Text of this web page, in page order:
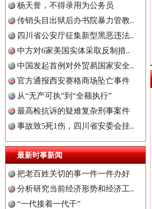
杨天誉，不得录用为公务员
传销头目出狱后办书院暴力管教..
四川省公安厅征集新型黑恶违法..
中方对6家美国实体采取反制措..
中国发起首例对外贸易国家安全..
官方通报西安赛格商场坠亡事件
从“无产可执”到“全额执行”
最高检抗诉的疑难复杂刑事案件
事故致5死1伤，四川省安委会挂..
最新时事新闻
把老百姓关切的事一件一件办好
分析研究当前经济形势和经济工..
“一代接着一代干”
中国全民